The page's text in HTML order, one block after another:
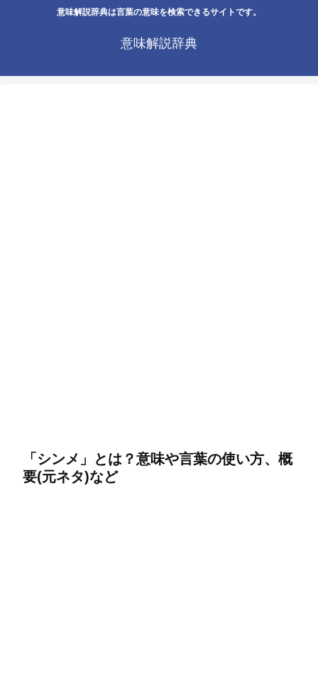
意味解説辞典は言葉の意味を検索できるサイトです。
意味解説辞典
「シンメ」とは？意味や言葉の使い方、概
要(元ネタ)など